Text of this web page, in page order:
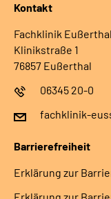
Kontakt
Fachklinik Eußerthal
Klinikstraße 1
76857 Eußerthal
06345 20-0
fachklinik-
Barrierefreiheit
Erklärung zur